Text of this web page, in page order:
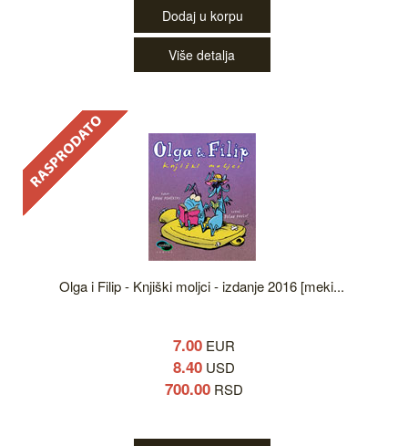
Dodaj u korpu
Više detalja
Olga i Filip - Knjiški moljci - izdanje 2016 [meki...
7.00 EUR
8.40 USD
700.00 RSD